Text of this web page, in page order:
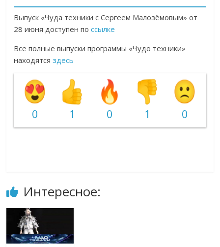
Выпуск «Чуда техники с Сергеем Малозёмовым» от
28 июня доступен поссылке
Все полные выпуски программы «Чудо техники»
находятсяздесь
0 1 0 1 0
Интересное: